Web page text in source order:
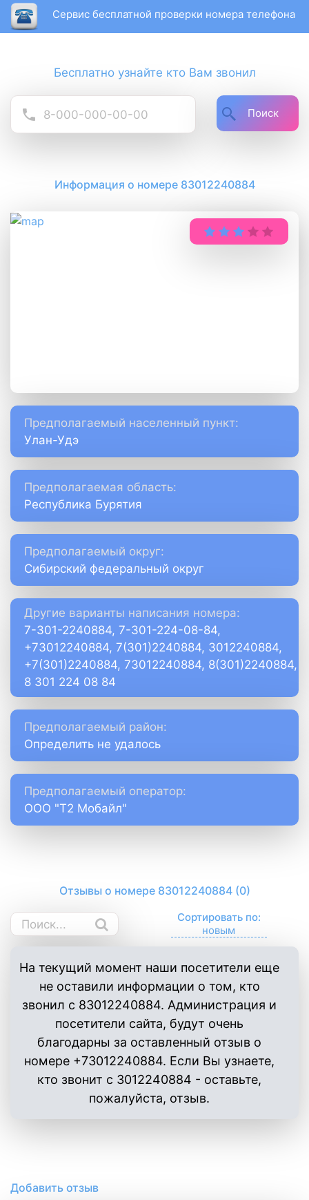
Сервис бесплатной проверки номера телефона
Бесплатно узнайте кто Вам звонил
Поиск
Информация о номере 83012240884
Предполагаемый населенный пункт:
Улан-Удэ
Предполагаемая область:
Республика Бурятия
Предполагаемый округ:
Сибирский федеральный округ
Другие варианты написания номера:
7-301-2240884, 7-301-224-08-84,
+73012240884, 7(301)2240884, 3012240884,
+7(301)2240884, 73012240884, 8(301)2240884,
8 301 224 08 84
Предполагаемый район:
Определить не удалось
Предполагаемый оператор:
ООО "Т2 Мобайл"
Отзывы о номере 83012240884 (0)
Сортировать по:
На текущий момент наши посетители еще
не оставили информации о том, кто
звонил с 83012240884. Администрация и
посетители сайта, будут очень
благодарны за оставленный отзыв о
номере +73012240884. Если Вы узнаете,
кто звонит с 3012240884 - оставьте,
пожалуйста, отзыв.
Добавить отзыв